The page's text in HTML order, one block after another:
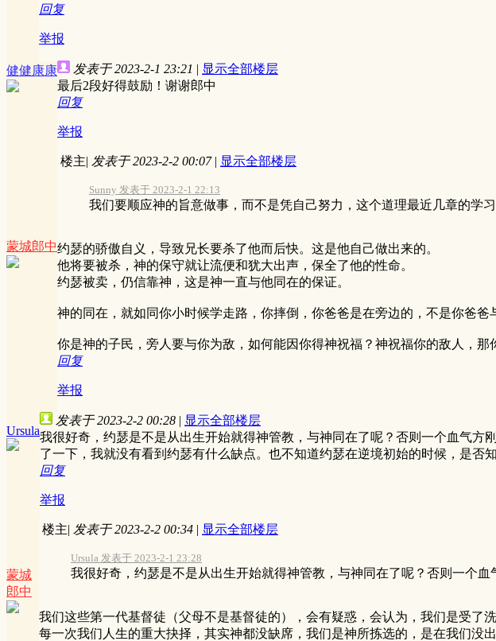
回复
举报
健健康康 发表于 2023-2-1 23:21 | 显示全部楼层
最后2段好得鼓励！谢谢郎中
回复
举报
蒙城郎中
楼主| 发表于 2023-2-2 00:07 | 显示全部楼层
Sunny 发表于 2023-2-1 22:13
我们要顺应神的旨意做事，而不是凭自己努力，这个道理最近几章的学
约瑟的骄傲自义，导致兄长要杀了他而后快。这是他自己做出来的。
他将要被杀，神的保守就让流便和犹大出声，保全了他的性命。
约瑟被卖，仍信靠神，这是神一直与他同在的保证。
神的同在，就如同你小时候学走路，你摔倒，你爸爸是在旁边的，不是你爸
你是神的子民，旁人要与你为敌，如何能因你得神祝福？神祝福你的敌人，那
回复
举报
Ursula
发表于 2023-2-2 00:28 | 显示全部楼层
我很好奇，约瑟是不是从出生开始就得神管教，与神同在了呢？否则一个血气
了一下，我就没有看到约瑟有什么缺点。也不知道约瑟在逆境初始的时候，是否
回复
举报
蒙城
郎中
楼主| 发表于 2023-2-2 00:34 | 显示全部楼层
Ursula 发表于 2023-2-1 23:28
我很好奇，约瑟是不是从出生开始就得神管教，与神同在了呢？否则一个
我们这些第一代基督徒（父母不是基督徒的），会有疑惑，会认为，我们是受了
每一次我们人生的重大抉择，其实神都没缺席，我们是神所拣选的，是在我们没出